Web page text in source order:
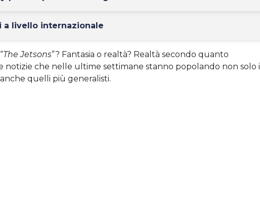
a livello internazionale
The Jetsons”? Fantasia o realtà? Realtà secondo quanto
notizie che nelle ultime settimane stanno popolando non solo i
quelli più generalisti.